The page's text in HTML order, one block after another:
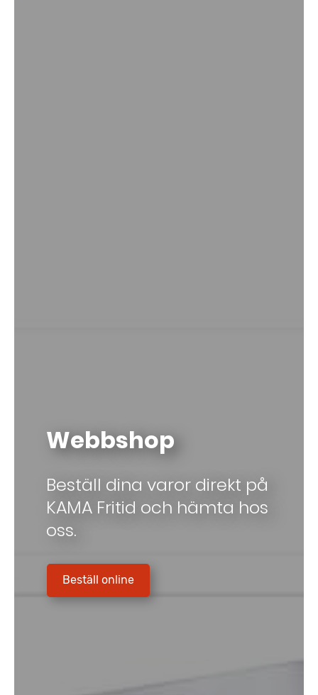
Webbshop
Beställ dina varor direkt på
KAMA Fritid och hämta hos
oss.
Beställ online